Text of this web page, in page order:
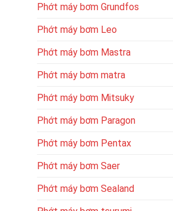
Phớt máy bơm Grundfos
Phớt máy bơm Leo
Phớt máy bơm Mastra
Phớt máy bơm matra
Phớt máy bơm Mitsuky
Phớt máy bơm Paragon
Phớt máy bơm Pentax
Phớt máy bơm Saer
Phớt máy bơm Sealand